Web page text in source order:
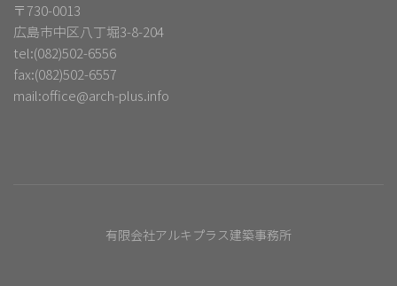
〒730-0013
広島市中区八丁堀3-8-204
tel:(082)502-6556
fax:(082)502-6557
mail:office@arch-plus.info
有限会社アルキプラス建築事務所